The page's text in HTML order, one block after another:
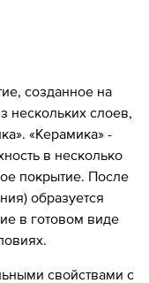
созданное на
нескольких слоев,
«Керамика» -
в несколько
покрытие. После
образуется
в готовом виде
свойствами с